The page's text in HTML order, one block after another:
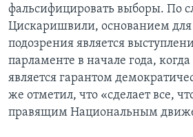
фальсифицировать выборы. По
Цискаришвили, основанием для
подозрения является
парламенте в начале года,
является гарантом
же отметил, что «сделает все,
правящим Национальным